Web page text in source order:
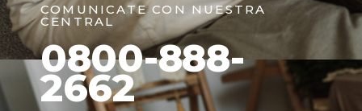
COMUNICATE CON NUESTRA
CENTRAL
0800-888-
2662